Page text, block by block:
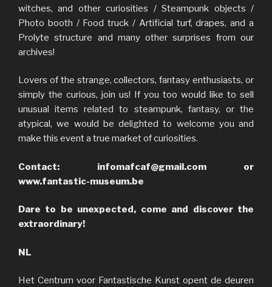
witches, and other curiosities / Steampunk objects /
Photo booth / Food truck / Artificial turf, drapes, and a
Prolyte structure and many other surprises from our
archives!
Lovers of the strange, collectors, fantasy enthusiasts, or
simply the curious, join us! If you too would like to sell
unusual items related to steampunk, fantasy, or the
atypical, we would be delighted to welcome you and
make this event a true market of curiosities.
Contact: infomafcaf@gmail.com or
www.fantastic-museum.be
Dare to be unexpected, come and discover the
extraordinary!
NL
Het Centrum voor Fantastische Kunst opent de deuren